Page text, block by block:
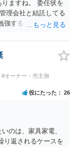
ますね。 委任状を
理会社と結託してる
強するといいでしょ
#オーナー・売主側
役にたった 26
のは、家具家電、
り返されるケースを